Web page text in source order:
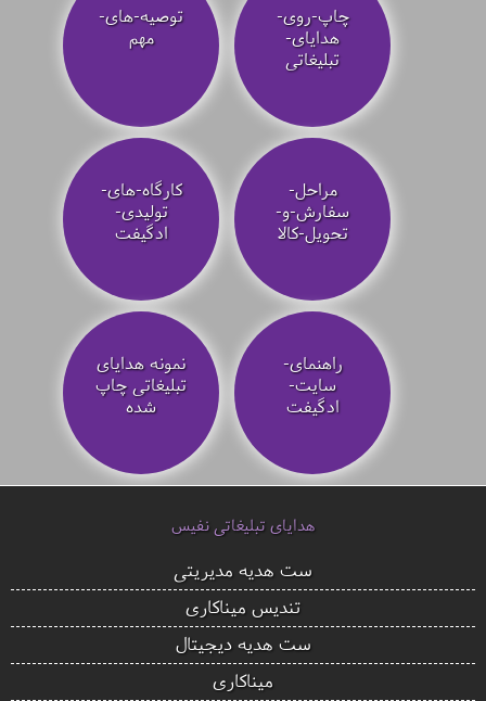
چاپ-روی-
هدایای-
تبلیغاتی
توصیه‌-های-
مهم
مراحل-
سفارش-و-
تحویل-کالا
کارگاه-های-
تولیدی-
ادگیفت
راهنمای-
سایت-
ادگیفت
نمونه هدایای
تبلیغاتی چاپ
شده
هدایای تبلیغاتی نفیس
ست هدیه مدیریتی
تندیس میناکاری
ست هدیه دیجیتال
میناکاری